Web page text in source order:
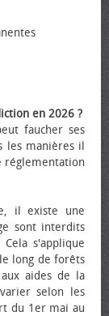
en 2026 ?
faucher ses
les manières il
réglementation
il existe une
sont interdits
s'applique
long de forêts
aides de la
selon les
du 1er mai au